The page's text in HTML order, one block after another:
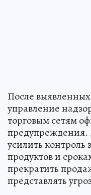
После
управление
торговым сетям
предупреждения.
усилить контроль
продуктов и
прекратить
представлять